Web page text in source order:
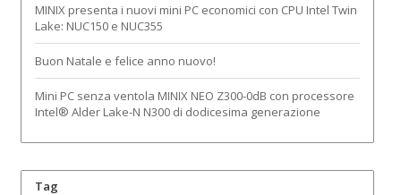
MINIX presenta i nuovi mini PC economici con CPU Intel Twin
Lake: NUC150 e NUC355
Buon Natale e felice anno nuovo!
Mini PC senza ventola MINIX NEO Z300-0dB con processore
Intel® Alder Lake-N N300 di dodicesima generazione
Tag